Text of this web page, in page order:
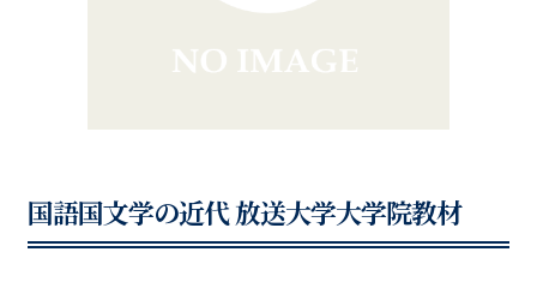
国語国文学の近代 放送大学大学院教材